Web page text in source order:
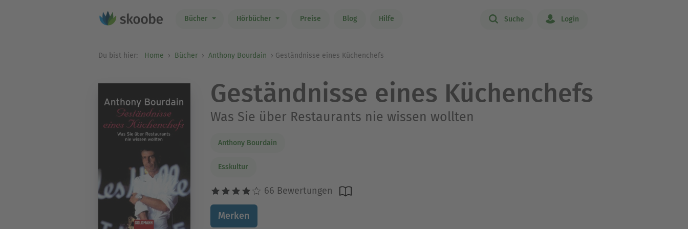
Bücher Hörbücher Preise Blog Hilfe Suche Login
Du bist hier: Home Bücher Anthony Bourdain Geständnisse eines Küchenchefs
Geständnisse eines Küchenchefs
Was Sie über Restaurants nie wissen wollten
Anthony Bourdain
Esskultur
66 Bewertungen
Merken